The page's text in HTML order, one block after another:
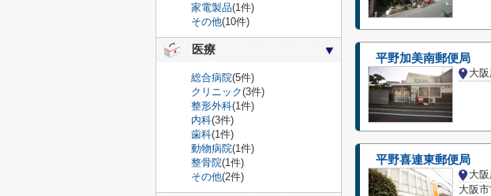
平野加美南郵便局
平野喜連東郵便局
大阪
家電製品(1件)
その他(10件)
医療
総合病院(5件)
クリニック(3件)
整形外科(1件)
内科(3件)
歯科(1件)
動物病院(1件)
整骨院(1件)
その他(2件)